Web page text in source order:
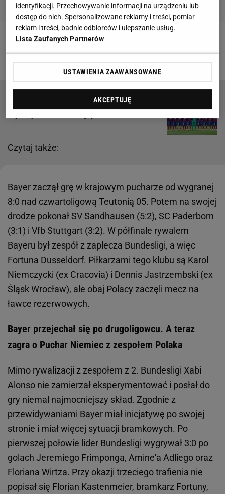
Zobacz wideoJan Bednarek w ogniu krytyki!
Probierz: Dobrze wybrałem
Czytaj także:
"Szkodniki". To ma ochronić Lewandowskiego
Bayer zaczął grę w krajowym pucharze od wygranej
8:0 nad czwartoligową Teutonią 05. Potem na swojej
drodze pokonał SV Sandhausen (5:2), SC Paderborn
(3:1) i Vfb Stuttgart (3:2). W półfinale rywalem
Bayeru był zespół z zaplecza Bundesligi, a więc
Fortuna Dusseldorf. Piłkarzami tego klubu są Karol
Niemczycki (ex Cracovia) i Dennis Jastrzembski (ex
Śląsk Wrocław), ale obaj Polacy zaczęli mecz na
ławce rezerwowych.
Bayer przejechał się po drugoligowcu. A teraz
zagra o Puchar Niemiec z zespołem Polaka
Mimo rywalizacji z zespołem z 2. Bundesligi Xabi
Alonso nie zamierzał eksperymentować i posłał do
gry niemal najmocniejszy skład. Zgodnie z
przewidywaniami Bayer miał inicjatywę po swojej
stronie i miał więcej sytuacji bramkowych. Po
pierwszej połowie lider Bundesligi wygrywał 3:0 po
golach Jeremiego Frimponga, Amine'a Adliego oraz
Floriana Wirtza. Przy okazji trzeciego trafienia nie
popisał się Florian Kastenmeier, bramkarz Fortuny,
identyfikacji. Przechowywanie informacji na urządzeniu lub
dostęp do nich. Spersonalizowane reklamy i treści, pomiar
reklam i treści, badnie odbiorców i ulepszanie usług.
Lista Zaufanych Partnerów
USTAWIENIA ZAAWANSOWANE
AKCEPTUJĘ